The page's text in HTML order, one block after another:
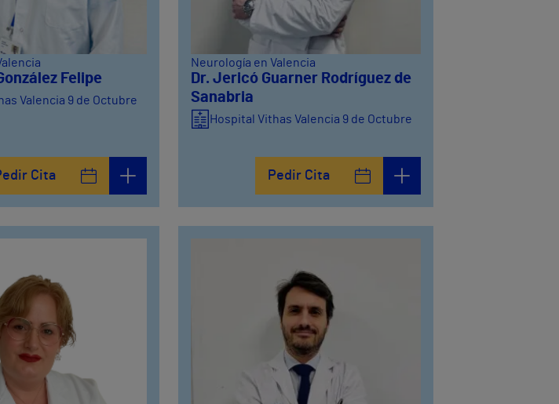
Felipe
Valencia 9 de Octubre
Cita
Neurología en Valencia
Dr. Jericó Guarner Rodríguez de
Sanabria
Hospital Vithas Valencia 9 de Octubre
Pedir Cita